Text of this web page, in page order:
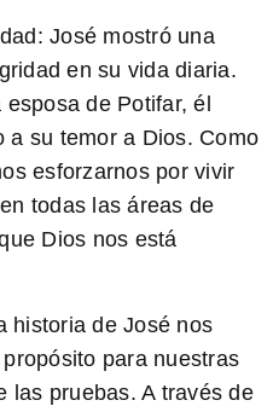
José mostró una
en su vida diaria.
de Potifar, él
a su temor a Dios. Como
esforzarnos por vivir
todas las áreas de
Dios nos está
historia de José nos
para nuestras
las pruebas. A través de